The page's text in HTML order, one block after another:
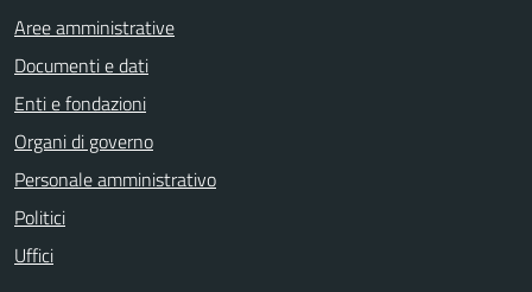
Aree amministrative
Documenti e dati
Enti e fondazioni
Organi di governo
Personale amministrativo
Politici
Uffici